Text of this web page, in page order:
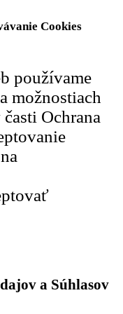
Cookies
používame
možnostiach
Ochrana
a Súhlasov